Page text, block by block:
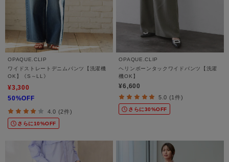
OPAQUE.CLIP
ワイドストレートデニムパンツ【洗濯機
OK】《S～LL》
¥3,300
50%OFF
4.0 (2件)
さらに10%OFF
OPAQUE.CLIP
ヘリンボーンタックワイドパンツ【洗濯
機OK】
¥6,600
5.0 (1件)
さらに30%OFF